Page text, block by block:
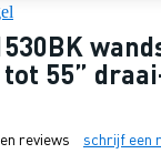
55”
reviews schrijf een